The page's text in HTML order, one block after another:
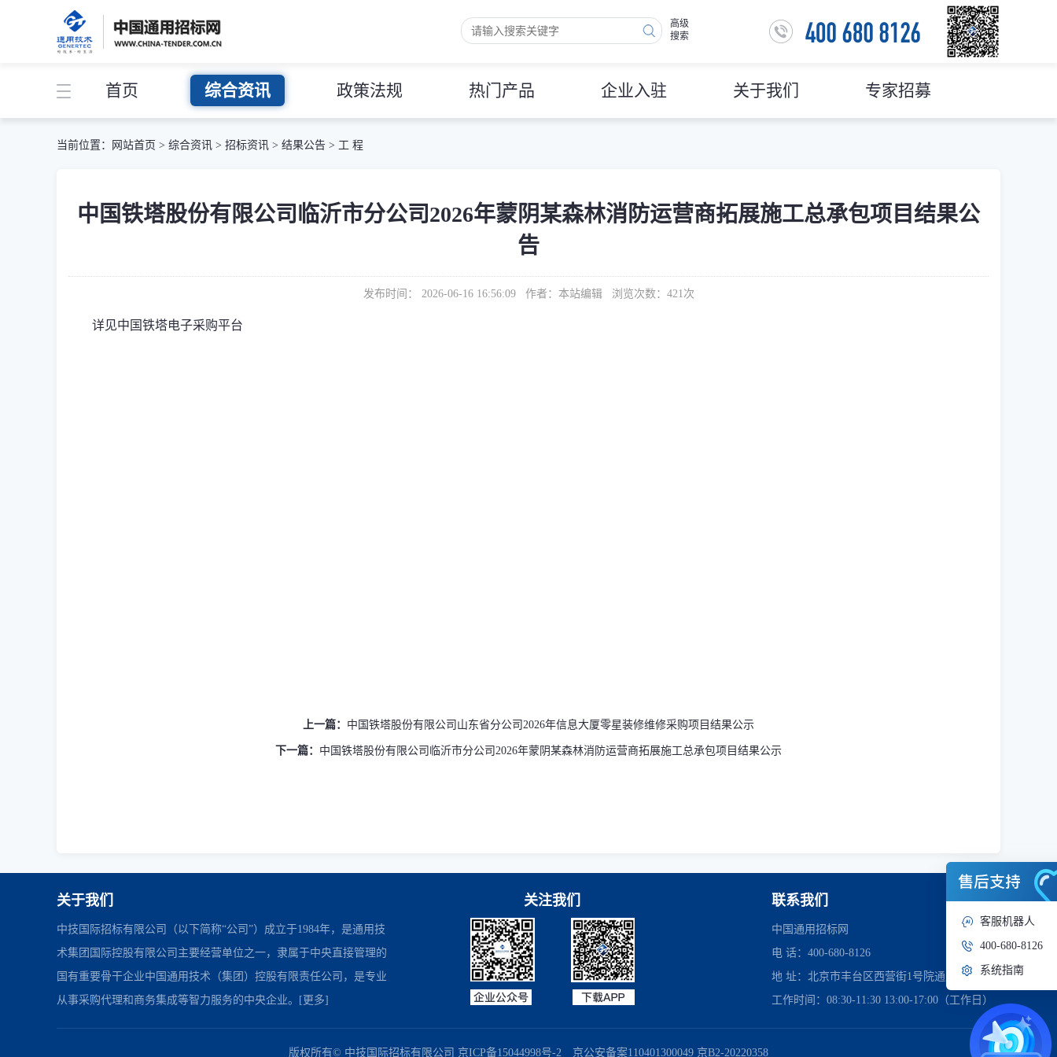
高级
搜索
首页 综合资讯 政策法规 热门产品 企业入驻 关于我们 专家招募
当前位置： 网站首页 > 综合资讯 > 招标资讯 > 结果公告 > 工 程
中国铁塔股份有限公司临沂市分公司2026年蒙阴某森林消防运营商拓展施工总承包项目结果公
告
发布时间： 2026-06-16 16:56:09 作者：本站编辑 浏览次数： 421次
详见中国铁塔电子采购平台
上一篇： 中国铁塔股份有限公司山东省分公司2026年信息大厦零星装修维修采购项目结果公示
下一篇： 中国铁塔股份有限公司临沂市分公司2026年蒙阴某森林消防运营商拓展施工总承包项目结果公示
关于我们
中技国际招标有限公司（以下简称“公司”）成立于1984年，是通用技
术集团国际控股有限公司主要经营单位之一，隶属于中央直接管理的
国有重要骨干企业中国通用技术（集团）控股有限责任公司，是专业
从事采购代理和商务集成等智力服务的中央企业。
[更多]
关注我们 联系我们
中国通用招标网
电 话：400-680-8126
地 址：北京市丰台区西营街1号院通用时代中心
工作时间：08:30-11:30 13:00-17:00（工作日）
版权所有© 中技国际招标有限公司 京ICP备15044998号-2 京公安备案110401300049 京B2-20220358
客服机器人
400-680-8126
系统指南